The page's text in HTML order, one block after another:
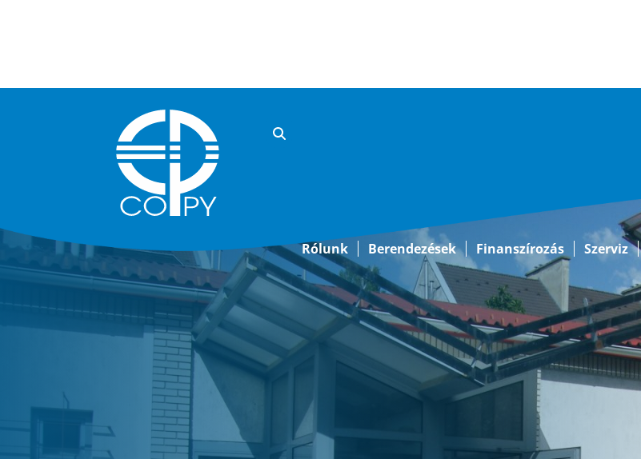
Rólunk Berendezések Finanszírozás Szerviz